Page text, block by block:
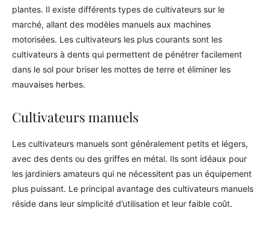
plantes. Il existe différents types de cultivateurs sur le
marché, allant des modèles manuels aux machines
motorisées. Les cultivateurs les plus courants sont les
cultivateurs à dents qui permettent de pénétrer facilement
dans le sol pour briser les mottes de terre et éliminer les
mauvaises herbes.
Cultivateurs manuels
Les cultivateurs manuels sont généralement petits et légers,
avec des dents ou des griffes en métal. Ils sont idéaux pour
les jardiniers amateurs qui ne nécessitent pas un équipement
plus puissant. Le principal avantage des cultivateurs manuels
réside dans leur simplicité d’utilisation et leur faible coût.